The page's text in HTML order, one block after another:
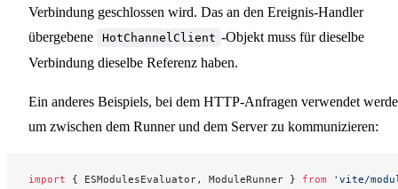
Verbindung geschlossen wird. Das an den Ereignis-Handler
übergebene
HotChannelClient -Objekt muss für dieselbe
Verbindung dieselbe Referenz haben.
Ein anderes Beispiels, bei dem HTTP-Anfragen verwendet
um zwischen dem Runner und dem Server zu kommunizieren:
import { ESModulesEvaluator, ModuleRunner } from 'vite/